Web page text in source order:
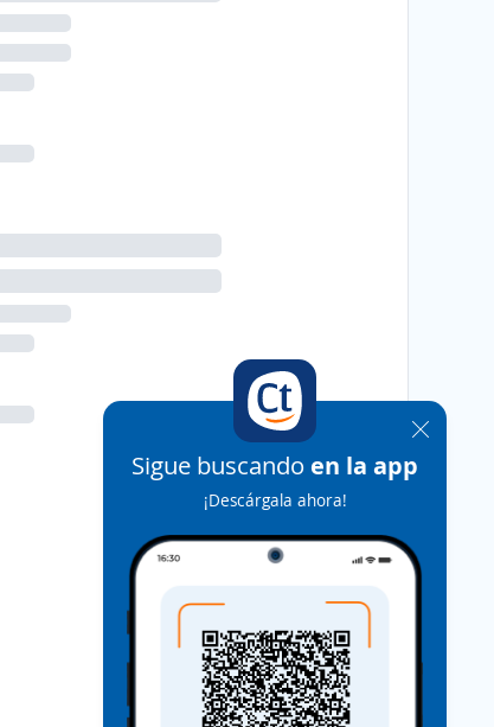
Sigue buscando en la app
¡Descárgala ahora!